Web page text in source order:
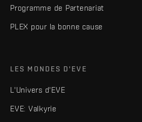
Programme de Partenariat
PLEX pour la bonne cause
LES MONDES D'EVE
L'Univers d'EVE
EVE: Valkyrie